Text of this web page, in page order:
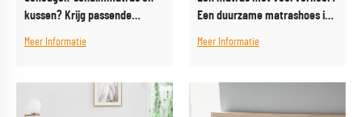
kussen? Krijg passende
compleet setje
Meer Informatie
Een duurzame matrashoes is
Meer Informatie